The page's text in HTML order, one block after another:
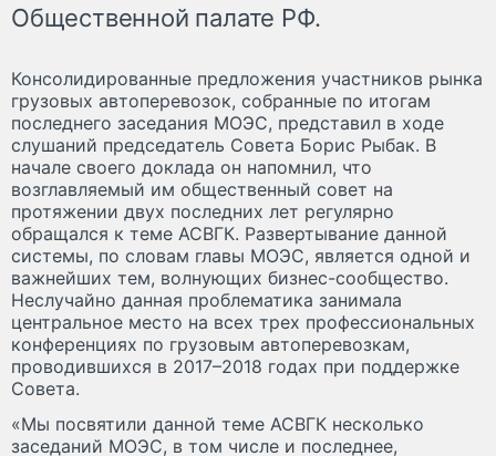
Общественной палате РФ.
Консолидированные предложения участников рынка
грузовых автоперевозок, собранные по итогам
последнего заседания МОЭС, представил в ходе
слушаний председатель Совета Борис Рыбак. В
начале своего доклада он напомнил, что
возглавляемый им общественный совет на
протяжении двух последних лет регулярно
обращался к теме АСВГК. Развертывание данной
системы, по словам главы МОЭС, является одной и
важнейших тем, волнующих бизнес-сообщество.
Неслучайно данная проблематика занимала
центральное место на всех трех профессиональных
конференциях по грузовым автоперевозкам,
проводившихся в 2017–2018 годах при поддержке
Совета.
«Мы посвятили данной теме АСВГК несколько
заседаний МОЭС, в том числе и последнее,